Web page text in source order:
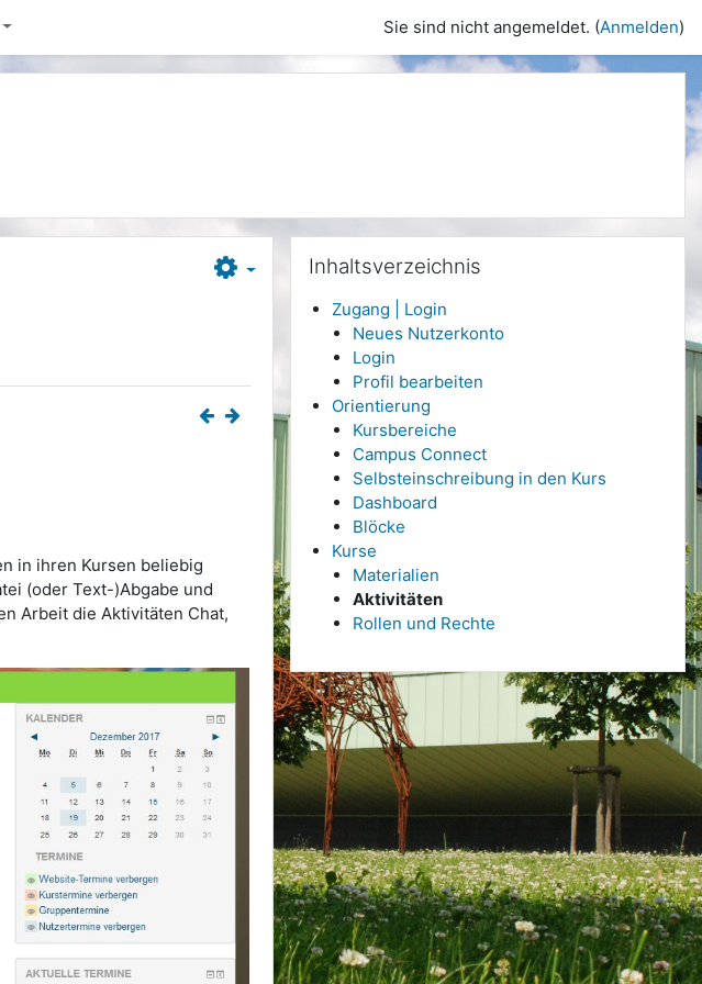
Sie sind nicht angemeldet. (Anmelden)
in ihren Kursen beliebig
(oder Text-)Abgabe und
Arbeit die Aktivitäten Chat,
Inhaltsverzeichnis
Zugang | Login
Neues Nutzerkonto
Login
Profil bearbeiten
Orientierung
Kursbereiche
Campus Connect
Selbsteinschreibung in den Kurs
Dashboard
Blöcke
Kurse
Materialien
Aktivitäten
Rollen und Rechte